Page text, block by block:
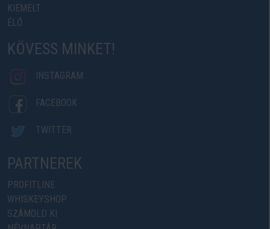
KIEMELT
ÉLŐ
KÖVESS MINKET!
INSTAGRAM
FACEBOOK
TWITTER
PARTNEREK
PROFITLINE
WHISKEYSHOP
SZÁMOLD KI